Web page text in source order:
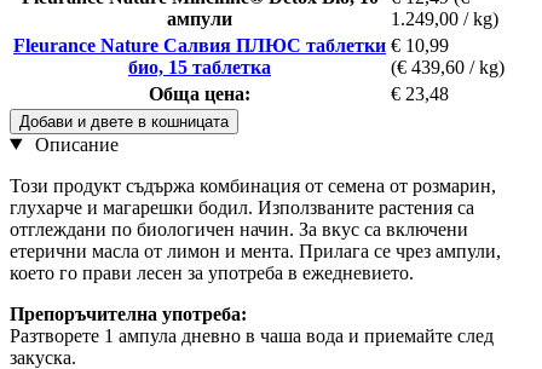
ампули
1.249,00 / kg)
Fleurance Nature Салвия ПЛЮС таблетки
био, 15 таблетка
€ 10,99
(€ 439,60 / kg)
Обща цена:
€ 23,48
Добави и двете в кошницата
Описание
Този продукт съдържа комбинация от семена от розмарин,
глухарче и магарешки бодил. Използваните растения са
отглеждани по биологичен начин. За вкус са включени
етерични масла от лимон и мента. Прилага се чрез ампули,
което го прави лесен за употреба в ежедневието.
Препоръчителна употреба:
Разтворете 1 ампула дневно в чаша вода и приемайте след
закуска.